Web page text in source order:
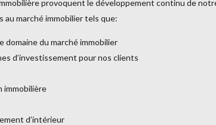
provoquent le développement continu de
au marché immobilier tels que:
du marché immobilier
d’investissement pour nos clients
immobilière
d’intérieur